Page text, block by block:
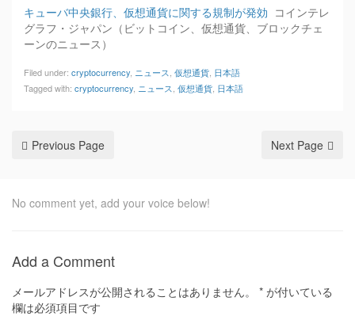
キューバ中央銀行、仮想通貨に関する規制が発効 コインテレ
グラフ・ジャパン（ビットコイン、仮想通貨、ブロックチェ
ーンのニュース）
Filed under: cryptocurrency ニュース 仮想通貨 日本語
Tagged with: cryptocurrency ニュース 仮想通貨 日本語
Previous Page Next Page
No comment yet, add your voice below!
Add a Comment
メールアドレスが公開されることはありません。 * が付いている
欄は必須項目です